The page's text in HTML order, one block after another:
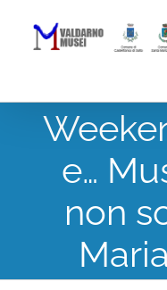
content
e…
non